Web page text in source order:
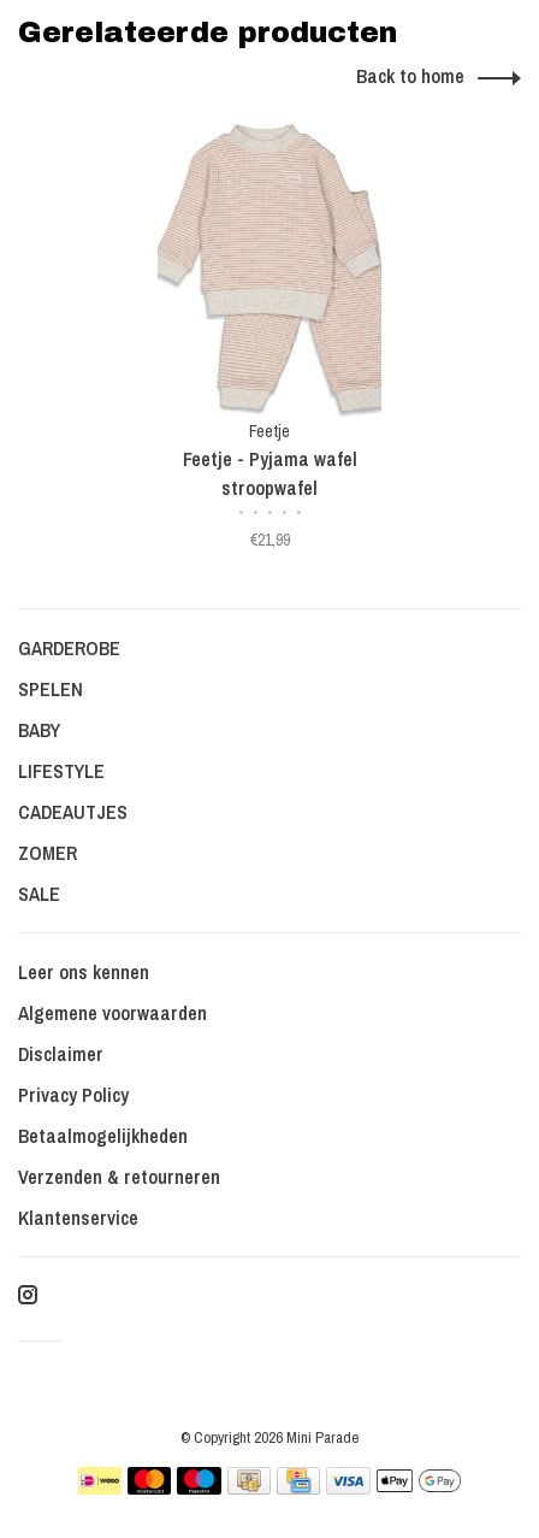
Gerelateerde producten
Back to home
Feetje
Feetje - Pyjama wafel
stroopwafel
• • • • •
€21,99
GARDEROBE
SPELEN
BABY
LIFESTYLE
CADEAUTJES
ZOMER
SALE
Leer ons kennen
Algemene voorwaarden
Disclaimer
Privacy Policy
Betaalmogelijkheden
Verzenden & retourneren
Klantenservice
© Copyright 2026 Mini Parade